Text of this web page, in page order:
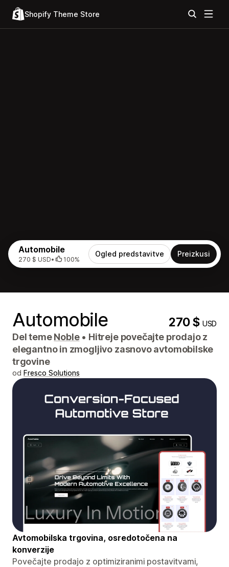
Shopify Theme Store
Automobile
270 $ USD• 100%
Ogled predstavitve Preizkusi
Automobile 270 $USD
Del temeNoble • Hitreje povečajte prodajo z
elegantno in zmogljivo zasnovo avtomobilske
trgovine
od Fresco Solutions
Avtomobilska trgovina, osredotočena na
konverzije
Povečajte prodajo z optimiziranimi postavitvami,